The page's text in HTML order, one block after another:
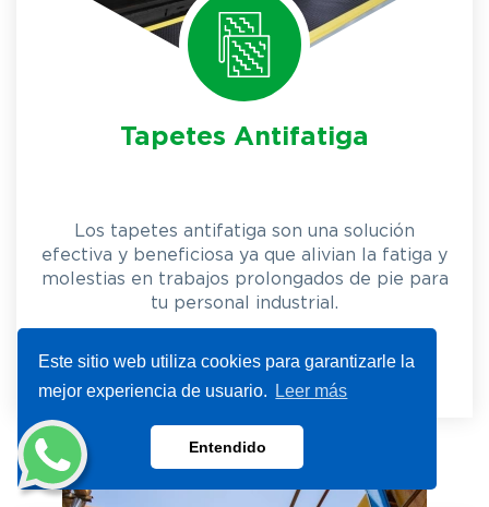
Este sitio web utiliza cookies para garantizarle la
mejor experiencia de usuario.
Leer más
Entendido
Tapetes Antifatiga
Los tapetes antifatiga son una solución
efectiva y beneficiosa ya que alivian la fatiga y
molestias en trabajos prolongados de pie para
tu personal industrial.